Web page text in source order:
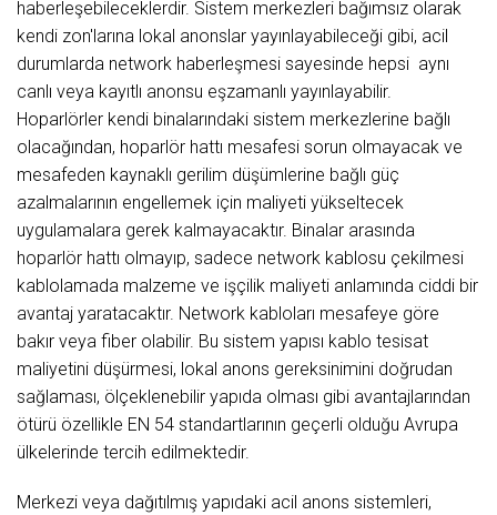
haberleşebileceklerdir. Sistem merkezleri bağımsız olarak
kendi zon'larına lokal anonslar yayınlayabileceği gibi, acil
durumlarda network haberleşmesi sayesinde hepsi aynı
canlı veya kayıtlı anonsu eşzamanlı yayınlayabilir.
Hoparlörler kendi binalarındaki sistem merkezlerine bağlı
olacağından, hoparlör hattı mesafesi sorun olmayacak ve
mesafeden kaynaklı gerilim düşümlerine bağlı güç
azalmalarının engellemek için maliyeti yükseltecek
uygulamalara gerek kalmayacaktır. Binalar arasında
hoparlör hattı olmayıp, sadece network kablosu çekilmesi
kablolamada malzeme ve işçilik maliyeti anlamında ciddi bir
avantaj yaratacaktır. Network kabloları mesafeye göre
bakır veya fiber olabilir. Bu sistem yapısı kablo tesisat
maliyetini düşürmesi, lokal anons gereksinimini doğrudan
sağlaması, ölçeklenebilir yapıda olması gibi avantajlarından
ötürü özellikle EN 54 standartlarının geçerli olduğu Avrupa
ülkelerinde tercih edilmektedir.
Merkezi veya dağıtılmış yapıdaki acil anons sistemleri,